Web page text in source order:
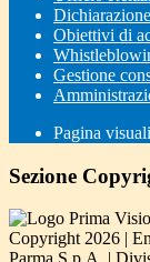
Obiettivi di
Gestione
Pagina
Sezione
Copyright 2026 |